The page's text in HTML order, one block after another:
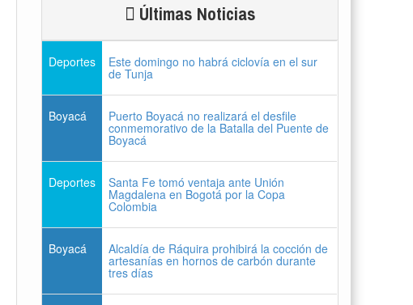
Últimas Noticias
Deportes Este domingo no habrá ciclovía en el sur
de Tunja
Boyacá Puerto Boyacá no realizará el desfile
conmemorativo de la Batalla del Puente de
Boyacá
Deportes Santa Fe tomó ventaja ante Unión
Magdalena en Bogotá por la Copa
Colombia
Boyacá Alcaldía de Ráquira prohibirá la cocción de
artesanías en hornos de carbón durante
tres días